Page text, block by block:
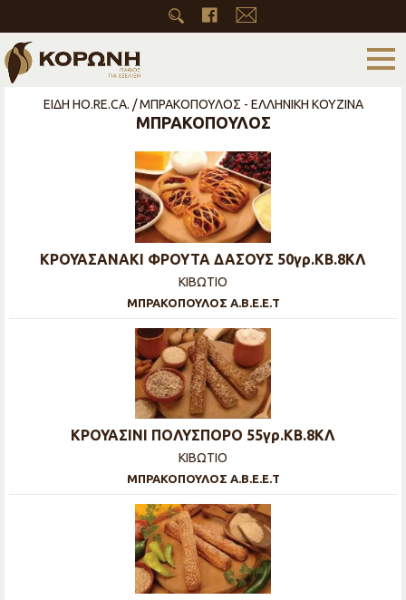
ΕΙΔΗ HO.RE.CA. / ΜΠΡΑΚΟΠΟΥΛΟΣ - ΕΛΛΗΝΙΚΗ ΚΟΥΖΙΝΑ
ΜΠΡΑΚΟΠΟΥΛΟΣ
ΚΡΟΥΑΣΑΝΑΚΙ ΦΡΟΥΤΑ ΔΑΣΟΥΣ 50γρ.ΚΒ.8ΚΛ
ΚΙΒΩΤΙΟ
ΜΠΡΑΚΟΠΟΥΛΟΣ Α.Β.Ε.Ε.Τ
ΚΡΟΥΑΣΙΝΙ ΠΟΛΥΣΠΟΡΟ 55γρ.ΚΒ.8ΚΛ
ΚΙΒΩΤΙΟ
ΜΠΡΑΚΟΠΟΥΛΟΣ Α.Β.Ε.Ε.Τ